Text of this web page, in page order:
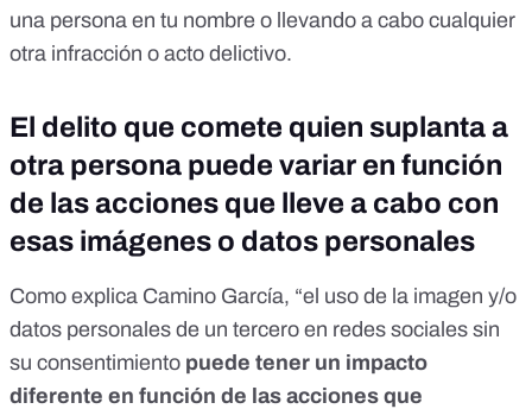
una persona en tu nombre o llevando a cabo cualquier
otra infracción o acto delictivo.
El delito que comete quien suplanta a
otra persona puede variar en función
de las acciones que lleve a cabo con
esas imágenes o datos personales
Como explica Camino García, “el uso de la imagen y/o
datos personales de un tercero en redes sociales sin
su consentimiento puede tener un impacto
diferente en función de las acciones que